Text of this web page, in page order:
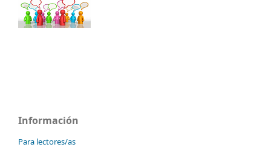
Información
Para lectores/as